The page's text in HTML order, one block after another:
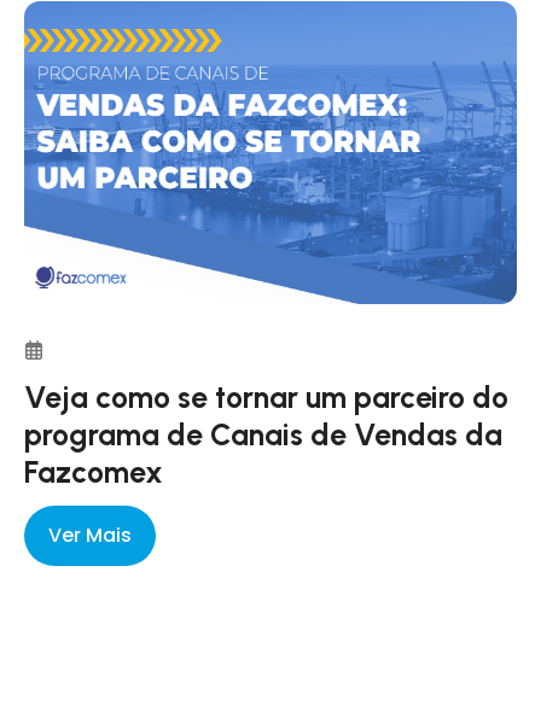
Veja como se tornar um parceiro do
programa de Canais de Vendas da
Fazcomex
Ver Mais